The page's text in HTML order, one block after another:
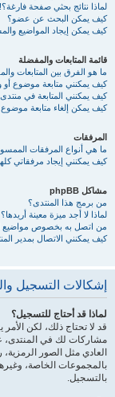
لماذا نتائج بحثي صفحة فارغة؟!
كيف يمكن البحث عن عضو؟
كيف يمكن إيجاد المواضيع
قائمة المتابعات والمفضلة
ما هو الفرق بين المتابعات
كيف يمكنني متابعة موضوع
كيف يمكنني المتابعة في
كيف يمكن إلغاء متابعة
المرفقات
ما هي أنواع المرفقات
كيف يمكنني إيجاد مرفقاتي
مشاكل phpBB
من برمج هذا المنتدى؟
لماذا لا أجد ميزة معينة أريدها؟
من اتصل به بخصوص مواضيع أو
كيف يمكنني الاتصال بمدير
إشكالات التسجيل
لماذا قد أحتاج للتسجيل؟
قد لا تحتاج ذلك، لكن
مشاركات لك في
العادي مثل الصور
بالمجموعات الخاصة،
بالتسجيل.